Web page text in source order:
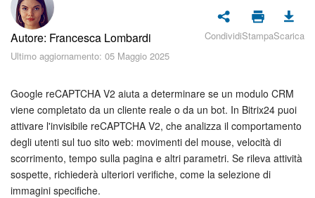
Piani e pagamento
Sicurezza in Bitrix24
CoPilot: IA in Bitrix24
Feed
Messenger
Autore: Francesca Lombardi
Ultimo aggiornamento: 05 Maggio 2025
CondividiStampaScarica
Google reCAPTCHA V2 aiuta a determinare se un modulo CRM
viene completato da un cliente reale o da un bot. In Bitrix24 puoi
attivare l'invisibile reCAPTCHA V2, che analizza il comportamento
degli utenti sul tuo sito web: movimenti del mouse, velocità di
scorrimento, tempo sulla pagina e altri parametri. Se rileva attività
sospette, richiederà ulteriori verifiche, come la selezione di
immagini specifiche.